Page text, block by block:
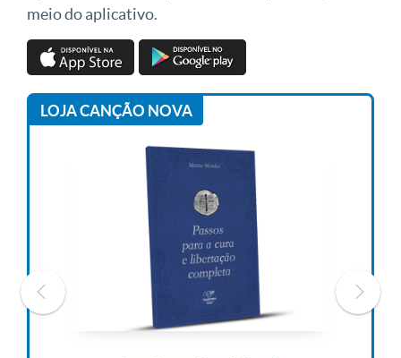
meio do aplicativo.
LOJA CANÇÃO NOVA